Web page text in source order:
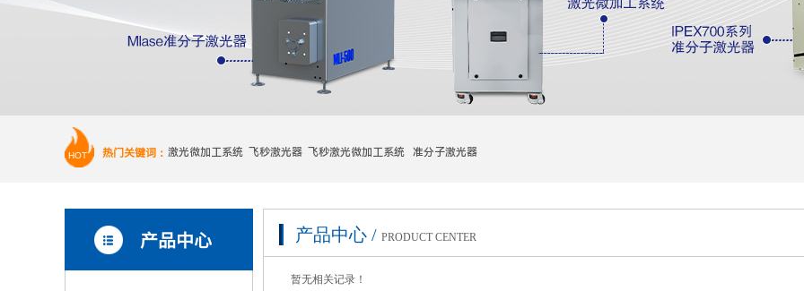
激光微加工系统 飞秒激光器 飞秒激光微加工系统 准分子激光器
热门关键词：
HOT
产品中心 / PRODUCT CENTER
暂无相关记录！
产品中心